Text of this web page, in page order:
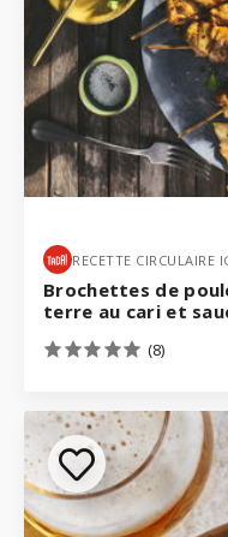
RECETTE CIRCULAIRE
Brochettes de
terre au cari et
(8)